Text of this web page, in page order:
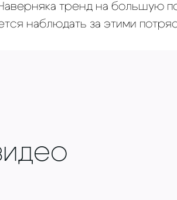
тренд на большую
наблюдать за этими